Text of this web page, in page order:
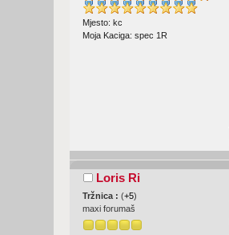
Mjesto: kc
Moja Kaciga: spec 1R
Loris Ri
Tržnica :(+5)
maxi forumaš